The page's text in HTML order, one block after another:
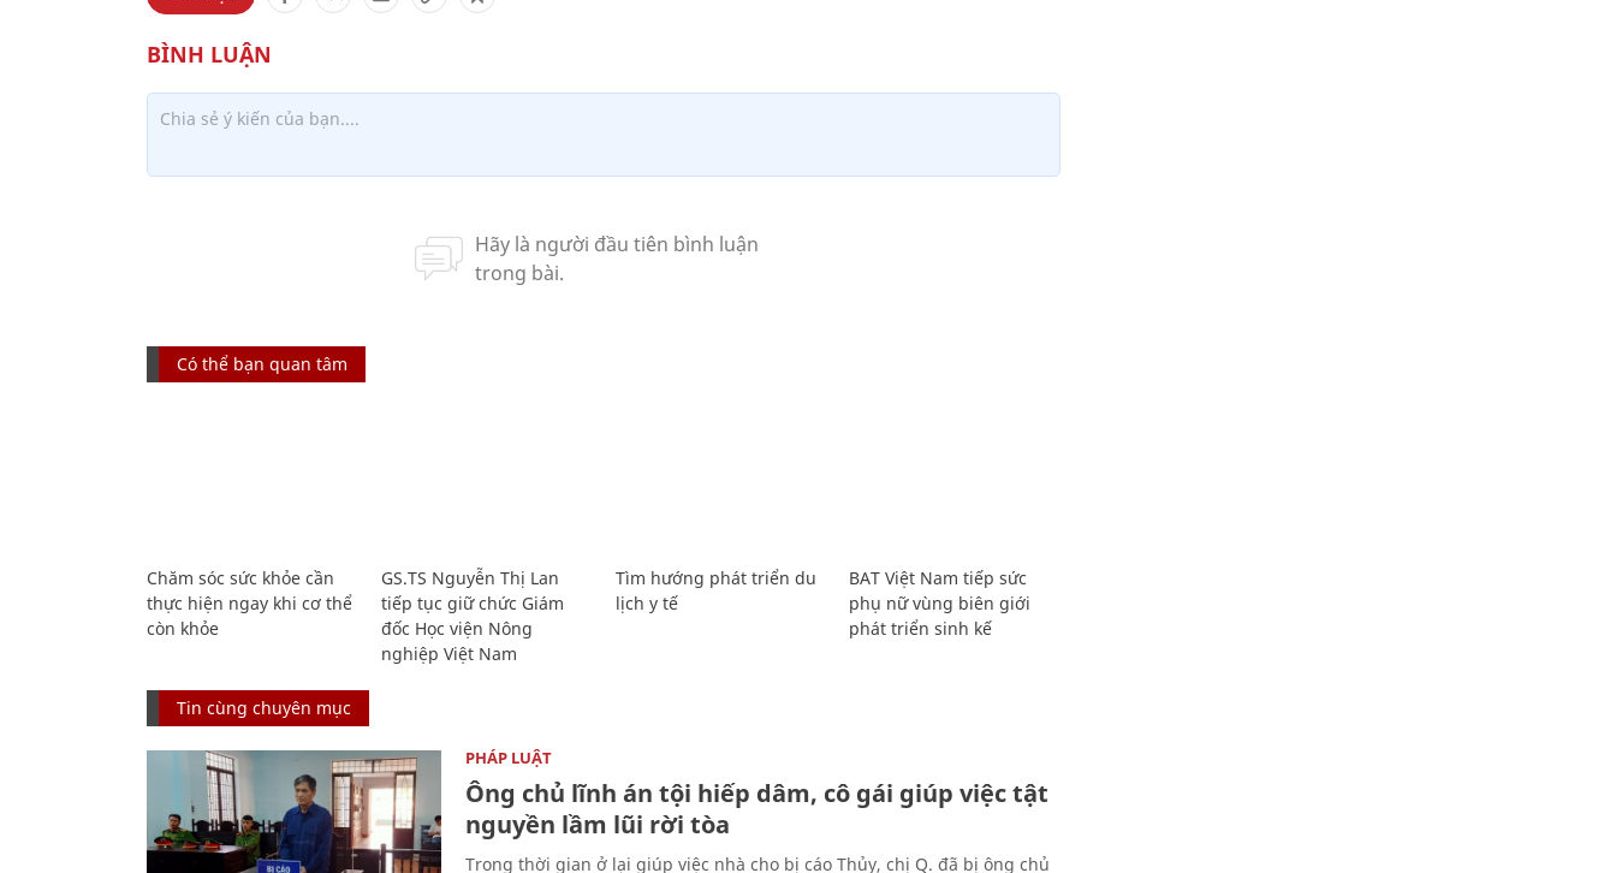
Có thể bạn quan tâm
Chăm sóc sức khỏe cần
thực hiện ngay khi cơ thể
còn khỏe
GS.TS Nguyễn Thị Lan
tiếp tục giữ chức Giám
đốc Học viện Nông
nghiệp Việt Nam
Tìm hướng phát triển du
lịch y tế
BAT Việt Nam tiếp sức
phụ nữ vùng biên giới
phát triển sinh kế
Tin cùng chuyên mục
PHÁP LUẬT
Ông chủ lĩnh án tội hiếp dâm, cô gái giúp việc tật
nguyền lầm lũi rời tòa
Trong thời gian ở lại giúp việc nhà cho bị cáo Thủy, chị Q. đã bị ông chủ